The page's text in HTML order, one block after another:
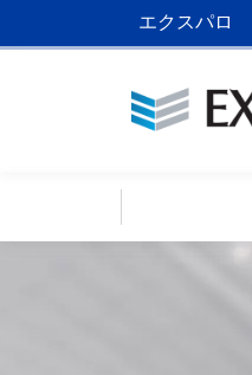
エクスパロ